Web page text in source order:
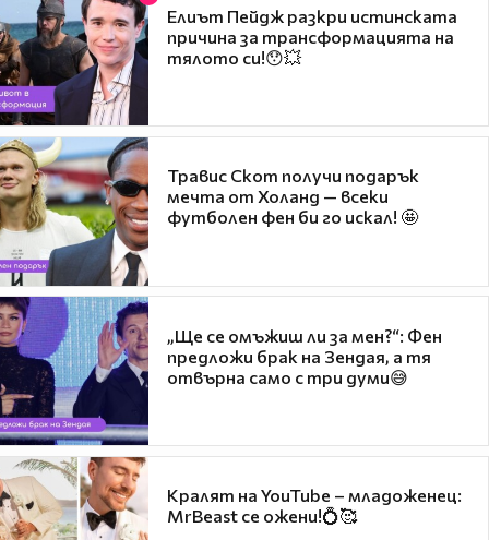
Елиът Пейдж разкри истинската
причина за трансформацията на
тялото си!😯💥
Травис Скот получи подарък
мечта от Холанд — всеки
футболен фен би го искал! 🤩
„Ще се омъжиш ли за мен?“: Фен
предложи брак на Зендая, а тя
отвърна само с три думи😅
Кралят на YouTube – младоженец:
MrBeast се ожени!💍🥰